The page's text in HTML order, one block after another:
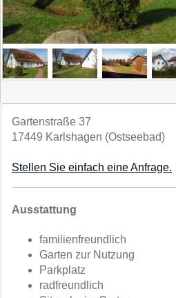
Gartenstraße 37
17449 Karlshagen (Ostseebad)
Stellen Sie einfach eine Anfrage.
Ausstattung
familienfreundlich
Garten zur Nutzung
Parkplatz
radfreundlich